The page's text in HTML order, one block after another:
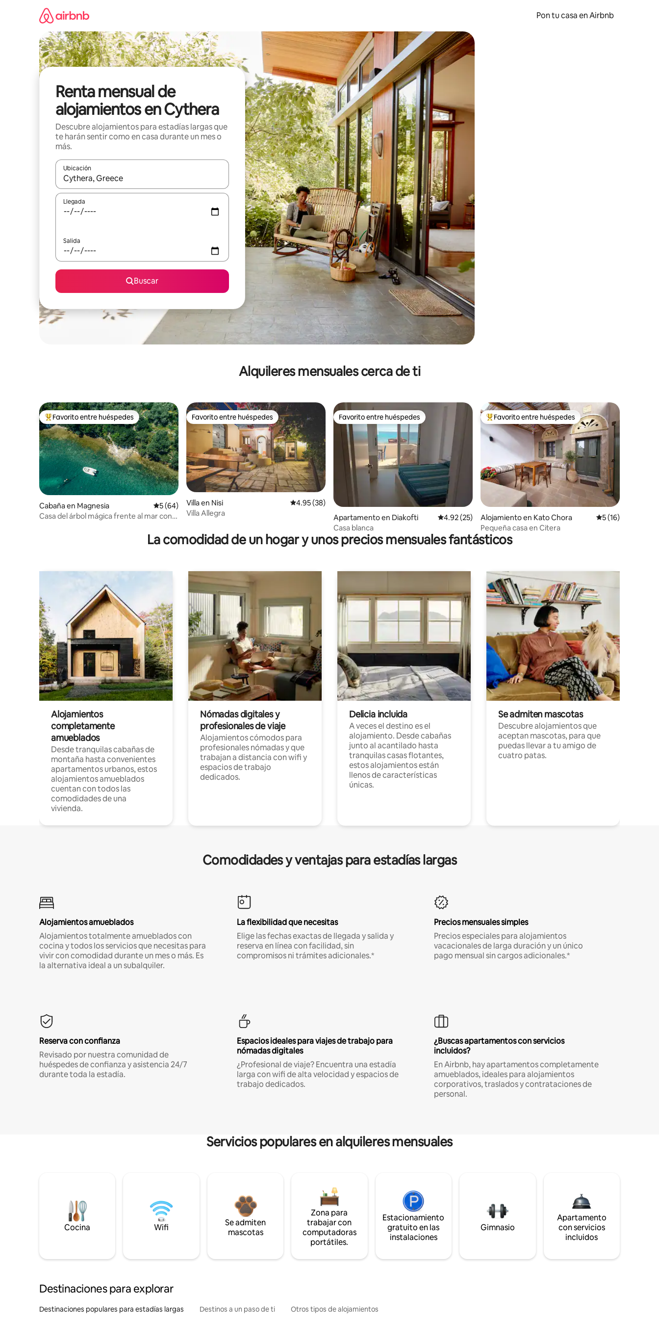
Pon tu casa en Airbnb
Renta mensual de
alojamientos en Cythera
Descubre alojamientos para estadías largas que
te harán sentir como en casa durante un mes o
más.
Ubicación
Cuando los resultados estén disponibles, navega con las teclas de flecha hacia arriba y hacia abajo o explora con el tacto o desliza el dedo.
Llegada
Salida
Buscar
Alquileres mensuales cerca de ti
Favorito entre huéspedes preferido
Favorito entre huéspedes
Cabaña en Magnesia Calificación promedio: 5 de 5, 64 reseñas
5 (64)
Casa del árbol mágica frente al mar con
Favorito entre huéspedes
Favorito entre huéspedes
Villa en Nisi Calificación promedio: 4.95 de 5, 38 reseñas
4.95 (38)
Villa Allegra
Favorito entre huéspedes
Favorito entre huéspedes
Apartamento en Diakofti Calificación promedio: 4.92 de 5, 25 reseñas
4.92 (25)
Casa blanca
Favorito entre huéspedes preferido
Favorito entre huéspedes
Alojamiento en Kato Chora Calificación
5 (16)
Pequeña casa en Citera
La comodidad de un hogar y unos precios mensuales fantásticos
Alojamientos
completamente
amueblados
Desde tranquilas cabañas de
montaña hasta convenientes
apartamentos urbanos, estos
alojamientos amueblados
cuentan con todos las
comodidades de una
vivienda.
Nómadas digitales y
profesionales de viaje
Alojamientos cómodos para
profesionales nómadas y que
trabajan a distancia con wifi y
espacios de trabajo
dedicados.
Delicia incluida
A veces el destino es el
alojamiento. Desde cabañas
junto al acantilado hasta
tranquilas casas flotantes,
estos alojamientos están
llenos de características
únicas.
Se admiten mascotas
Descubre alojamientos que
aceptan mascotas, para que
puedas llevar a tu amigo de
cuatro patas.
Comodidades y ventajas para estadías largas
Alojamientos amueblados
Alojamientos totalmente amueblados con
cocina y todos los servicios que necesitas para
vivir con comodidad durante un mes o más. Es
la alternativa ideal a un subalquiler.
La flexibilidad que necesitas
Elige las fechas exactas de llegada y salida y
reserva en línea con facilidad, sin
compromisos ni trámites adicionales.*
Precios mensuales simples
Precios especiales para alojamientos
vacacionales de larga duración y un único
pago mensual sin cargos adicionales.*
Reserva con confianza
Revisado por nuestra comunidad de
huéspedes de confianza y asistencia 24/7
durante toda la estadía.
Espacios ideales para viajes de trabajo para
nómadas digitales
¿Profesional de viaje? Encuentra una estadía
larga con wifi de alta velocidad y espacios de
trabajo dedicados.
¿Buscas apartamentos con servicios
incluidos?
En Airbnb, hay apartamentos completamente
amueblados, ideales para alojamientos
corporativos, traslados y contrataciones de
personal.
Servicios populares en alquileres mensuales
Cocina Wifi
Se admiten
mascotas
Zona para
trabajar con
computadoras
portátiles.
Estacionamiento
gratuito en las
instalaciones
Gimnasio
Apartamento
con servicios
incluidos
Destinaciones para explorar
Destinaciones populares para estadías largas Destinos a un paso de ti Otros tipos de alojamientos